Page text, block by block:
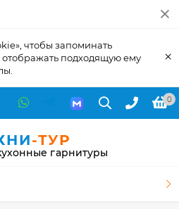
чтобы запоминать
отображать подходящую ему
×
0
-ТУР
гарнитуры